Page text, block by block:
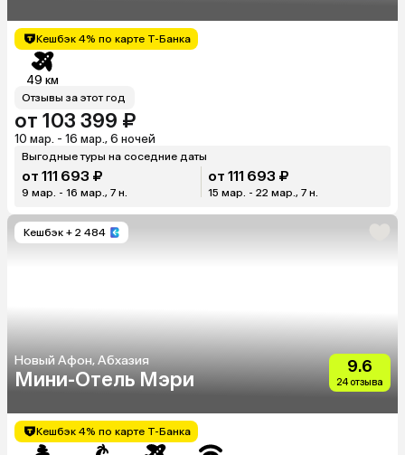
Кешбэк 4% по карте Т-Банка
49 км
Отзывы за этот год
от 103 399 ₽
10 мар. - 16 мар., 6 ночей
Выгодные туры на соседние даты
от 111 693 ₽
9 мар. - 16 мар., 7 н.
от 111 693 ₽
15 мар. - 22 мар., 7 н.
Кешбэк + 2 484
Новый Афон, Абхазия
Мини-Отель Мэри
9.6
24 отзыва
Кешбэк 4% по карте Т-Банка